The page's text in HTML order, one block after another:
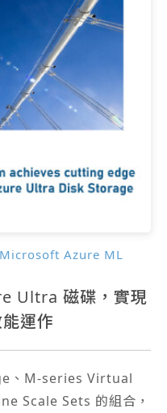
Microsoft Azure ML
Ultra 磁碟，實現
運作
、M-series Virtual
Scale Sets 的組合，